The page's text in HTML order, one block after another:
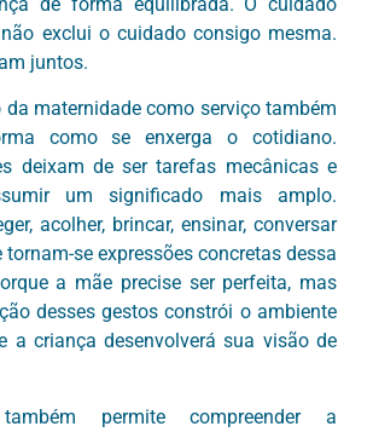
exclui o cuidado consigo mesma.
juntos.
da maternidade como serviço também
como se enxerga o cotidiano.
deixam de ser tarefas mecânicas e
um significado mais amplo.
acolher, brincar, ensinar, conversar
tornam-se expressões concretas dessa
a mãe precise ser perfeita, mas
desses gestos constrói o ambiente
a criança desenvolverá sua visão de
permite compreender a